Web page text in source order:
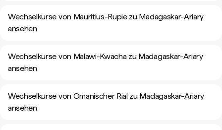
Wechselkurse von Mauritius-Rupie zu Madagaskar-Ariary
ansehen
Wechselkurse von Malawi-Kwacha zu Madagaskar-Ariary
ansehen
Wechselkurse von Omanischer Rial zu Madagaskar-Ariary
ansehen